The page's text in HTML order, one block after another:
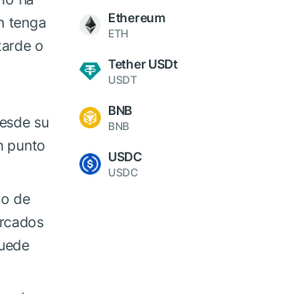
tenga
o
su
punto
de
Ethereum
ETH
Tether USDt
USDT
BNB
BNB
USDC
USDC